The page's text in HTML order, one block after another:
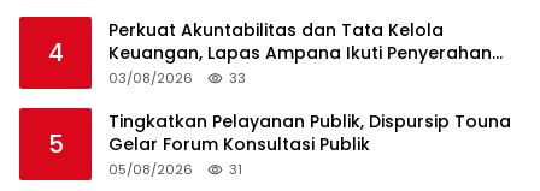
4
Perkuat Akuntabilitas dan Tata Kelola
Keuangan, Lapas Ampana Ikuti Penyerahan
LHP BPK atas Laporan Keuangan TA 2025
03/08/2026 33
5
Tingkatkan Pelayanan Publik, Dispursip Touna
Gelar Forum Konsultasi Publik
05/08/2026 31